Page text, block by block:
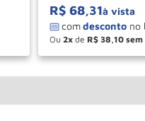
R$ 68,31à vista
Ou 2 de R$ 38 10
＋
－